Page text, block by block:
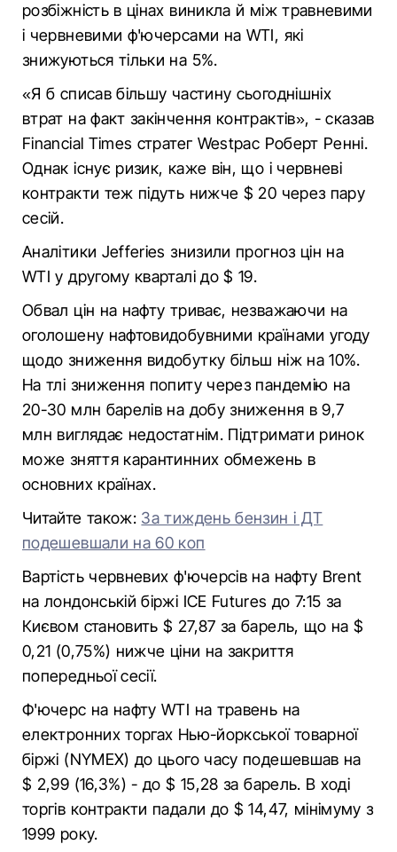
розбіжність в цінах виникла й між травневими
і червневими ф'ючерсами на WTI, які
знижуються тільки на 5%.
«Я б списав більшу частину сьогоднішніх
втрат на факт закінчення контрактів», - сказав
Financial Times стратег Westpac Роберт Ренні.
Однак існує ризик, каже він, що і червневі
контракти теж підуть нижче $ 20 через пару
сесій.
Аналітики Jefferies знизили прогноз цін на
WTI у другому кварталі до $ 19.
Обвал цін на нафту триває, незважаючи на
оголошену нафтовидобувними країнами угоду
щодо зниження видобутку більш ніж на 10%.
На тлі зниження попиту через пандемію на
20-30 млн барелів на добу зниження в 9,7
млн виглядає недостатнім. Підтримати ринок
може зняття карантинних обмежень в
основних країнах.
Читайте також: За тиждень бензин і ДТ
подешевшали на 60 коп
Вартість червневих ф'ючерсів на нафту Brent
на лондонській біржі ICE Futures до 7:15 за
Києвом становить $ 27,87 за барель, що на $
0,21 (0,75%) нижче ціни на закриття
попередньої сесії.
Ф'ючерс на нафту WTI на травень на
електронних торгах Нью-йоркської товарної
біржі (NYMEX) до цього часу подешевшав на
$ 2,99 (16,3%) - до $ 15,28 за барель. В ході
торгів контракти падали до $ 14,47, мінімуму з
1999 року.